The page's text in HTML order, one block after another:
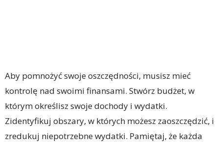
Aby pomnożyć swoje oszczędności, musisz mieć
kontrolę nad swoimi finansami. Stwórz budżet, w
którym określisz swoje dochody i wydatki.
Zidentyfikuj obszary, w których możesz zaoszczędzić, i
zredukuj niepotrzebne wydatki. Pamiętaj, że każda